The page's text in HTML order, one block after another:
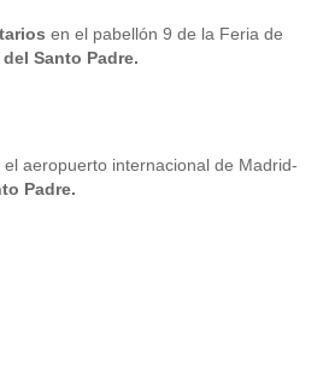
en el pabellón 9 de la Feria de
Santo Padre.
el aeropuerto internacional de Madrid-
Padre.